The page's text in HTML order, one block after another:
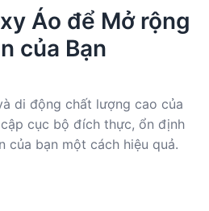
Áo để Mở rộng
của Bạn
di động chất lượng cao của
cục bộ đích thực, ổn định
của bạn một cách hiệu quả.